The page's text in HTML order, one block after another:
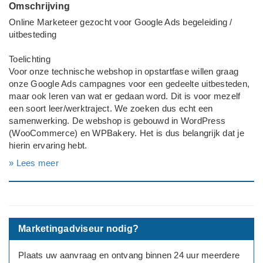
Omschrijving
Online Marketeer gezocht voor Google Ads begeleiding /
uitbesteding
Toelichting
Voor onze technische webshop in opstartfase willen graag
onze Google Ads campagnes voor een gedeelte uitbesteden,
maar ook leren van wat er gedaan word. Dit is voor mezelf
een soort leer/werktraject. We zoeken dus echt een
samenwerking. De webshop is gebouwd in WordPress
(WooCommerce) en WPBakery. Het is dus belangrijk dat je
hierin ervaring hebt.
- Merchant center is ingericht
- GA4 is gekoppeld
- Er word gebruik gemaakt van product feed pro voor de
» Lees meer
Marketingadviseur nodig?
Plaats uw aanvraag en ontvang binnen 24 uur meerdere